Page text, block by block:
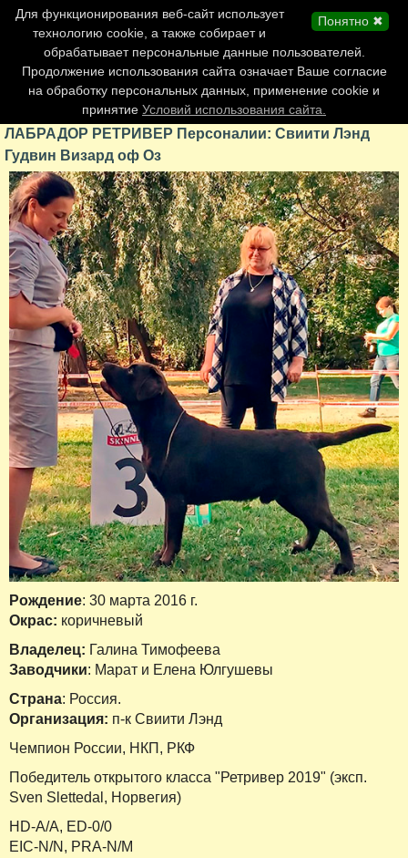
Главная страница
Обновления сайта
Контакты
Персоналии
Форум
ЛАБРАДОР РЕТРИВЕР Персоналии: Свиити Лэнд
Гудвин Визард оф Оз
Рождение: 30 марта 2016 г.
Окрас: коричневый
Владелец: Галина Тимофеева
Заводчики: Марат и Елена Юлгушевы
Страна: Россия.
Организация: п-к Свиити Лэнд
Чемпион России, НКП, РКФ
Победитель открытого класса "Ретривер 2019" (эксп.
Sven Slettedal, Норвегия)
HD-A/A, ED-0/0
EIC-N/N, PRA-N/M
Понятно ✖
Для функционирования веб-сайт использует
технологию cookie, а также собирает и
обрабатывает персональные данные пользователей.
Продолжение использования сайта означает Ваше согласие
на обработку персональных данных, применение cookie и
принятие Условий использования сайта.